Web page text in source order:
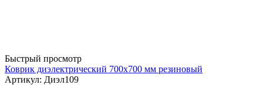
Быстрый просмотр
Коврик диэлектрический 700х700 мм резиновый
Артикул: Диэл109